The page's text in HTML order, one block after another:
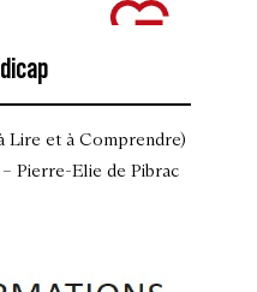
Lire et à Comprendre)
Pierre-Elie de Pibrac